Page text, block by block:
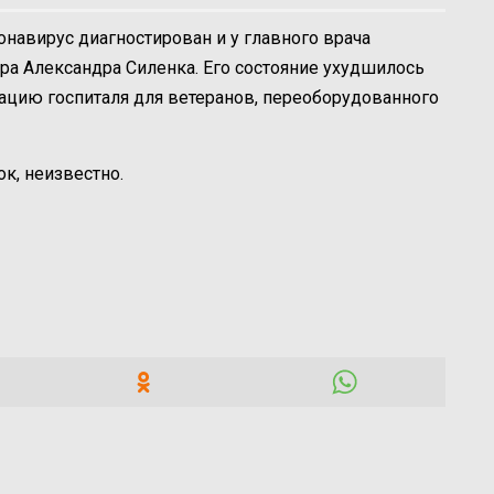
диагностирован и у главного врача
Александра Силенка. Его состояние ухудшилось
госпиталя для ветеранов, переоборудованного
неизвестно.